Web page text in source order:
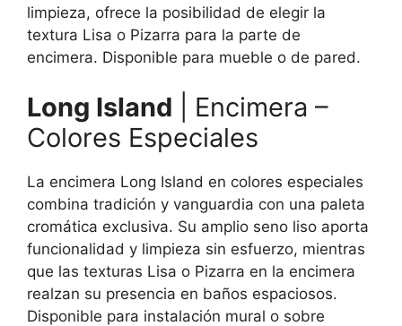
limpieza, ofrece la posibilidad de elegir la
textura Lisa o Pizarra para la parte de
encimera. Disponible para mueble o de pared.
Long Island | Encimera –
Colores Especiales
La encimera Long Island en colores especiales
combina tradición y vanguardia con una paleta
cromática exclusiva. Su amplio seno liso aporta
funcionalidad y limpieza sin esfuerzo, mientras
que las texturas Lisa o Pizarra en la encimera
realzan su presencia en baños espaciosos.
Disponible para instalación mural o sobre